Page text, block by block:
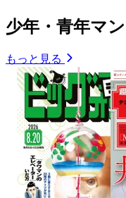
少年・青年マ
もっと見る